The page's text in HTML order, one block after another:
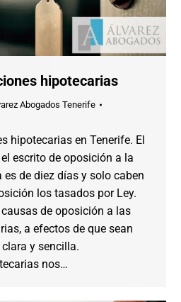
hipotecarias
Abogados Tenerife
hipotecarias en Tenerife. El
escrito de oposición a la
de diez días y solo caben
los tasados por Ley.
de oposición a las
a efectos de que sean
y sencilla.
nos…